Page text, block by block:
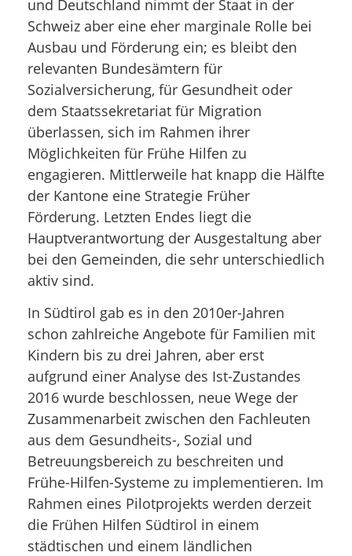
und Deutschland nimmt der Staat in der
Schweiz aber eine eher marginale Rolle bei
Ausbau und Förderung ein; es bleibt den
relevanten Bundesämtern für
Sozialversicherung, für Gesundheit oder
dem Staatssekretariat für Migration
überlassen, sich im Rahmen ihrer
Möglichkeiten für Frühe Hilfen zu
engagieren. Mittlerweile hat knapp die Hälfte
der Kantone eine Strategie Früher
Förderung. Letzten Endes liegt die
Hauptverantwortung der Ausgestaltung aber
bei den Gemeinden, die sehr unterschiedlich
aktiv sind.
In Südtirol gab es in den 2010er-Jahren
schon zahlreiche Angebote für Familien mit
Kindern bis zu drei Jahren, aber erst
aufgrund einer Analyse des Ist-Zustandes
2016 wurde beschlossen, neue Wege der
Zusammenarbeit zwischen den Fachleuten
aus dem Gesundheits-, Sozial und
Betreuungsbereich zu beschreiten und
Frühe-Hilfen-Systeme zu implementieren. Im
Rahmen eines Pilotprojekts werden derzeit
die Frühen Hilfen Südtirol in einem
städtischen und einem ländlichen